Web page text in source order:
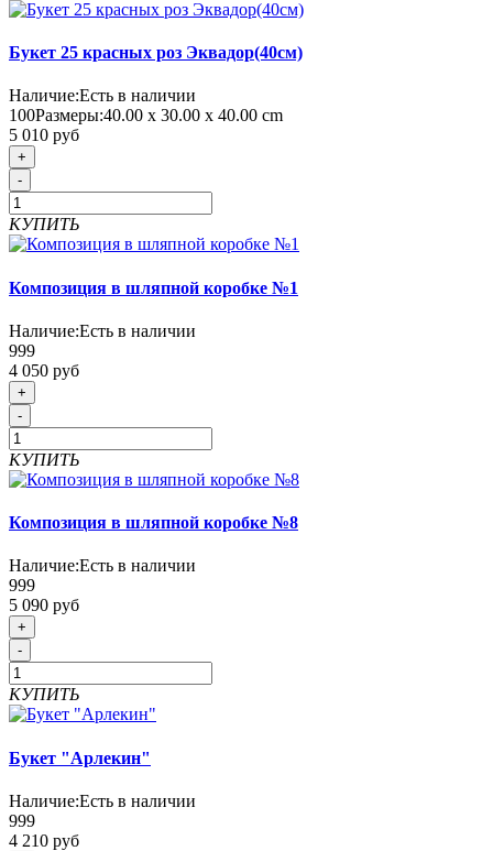
Букет 25 красных роз Эквадор(40см)
Наличие:Есть в наличии
100Размеры:40.00 х 30.00 х 40.00 cm
5 010 руб
+
-
КУПИТЬ
Композиция в шляпной коробке №1
Наличие:Есть в наличии
999
4 050 руб
+
-
КУПИТЬ
Композиция в шляпной коробке №8
Наличие:Есть в наличии
999
5 090 руб
+
-
КУПИТЬ
Букет "Арлекин"
Наличие:Есть в наличии
999
4 210 руб